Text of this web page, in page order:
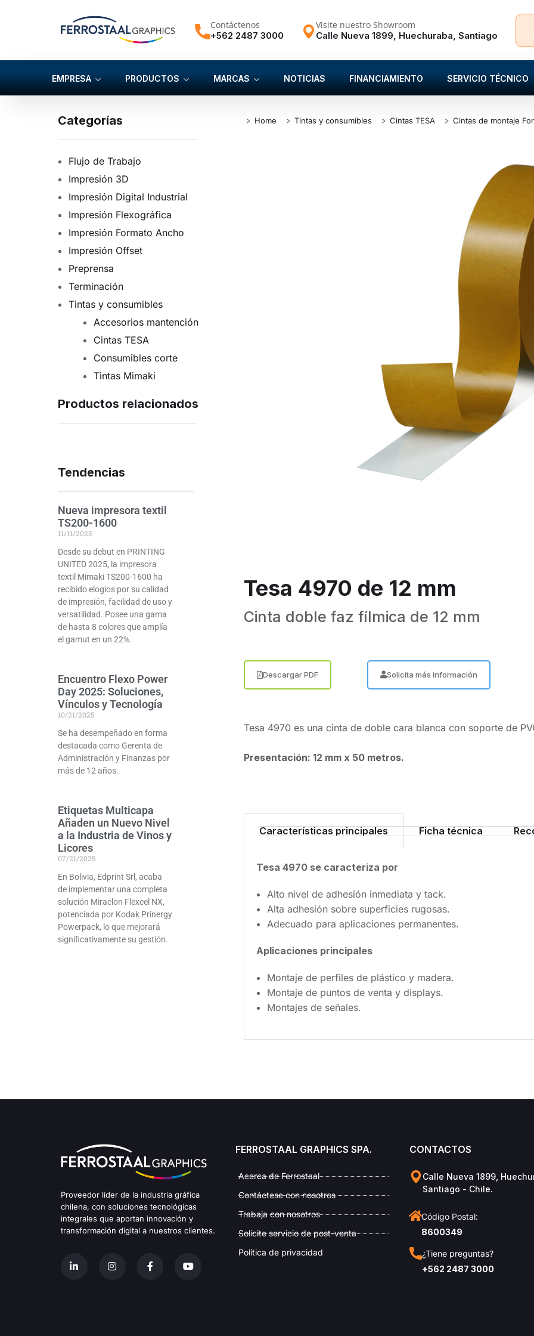
Contáctenos
+562 2487 3000
Visite nuestro Showroom
Calle Nueva 1899, Huechuraba, Santiago
EMPRESA PRODUCTOS MARCAS NOTICIAS FINANCIAMIENTO SERVICIO TÉCNICO
Categorías
Flujo de Trabajo
Impresión 3D
Impresión Digital Industrial
Impresión Flexográfica
Impresión Formato Ancho
Impresión Offset
Preprensa
Terminación
Tintas y consumibles
Accesorios mantención
Cintas TESA
Consumibles corte
Tintas Mimaki
Productos relacionados
Tendencias
Nueva impresora textil
TS200-1600
11/11/2025
Desde su debut en PRINTING
UNITED 2025, la impresora
textil Mimaki TS200-1600 ha
recibido elogios por su calidad
de impresión, facilidad de uso y
versatilidad. Posee una gama
de hasta 8 colores que amplía
el gamut en un 22%.
Encuentro Flexo Power
Day 2025: Soluciones,
Vínculos y Tecnología
10/21/2025
Se ha desempeñado en forma
destacada como Gerenta de
Administración y Finanzas por
más de 12 años.
Etiquetas Multicapa
Añaden un Nuevo Nivel
a la Industria de Vinos y
Licores
07/21/2025
En Bolivia, Edprint Srl, acaba
de implementar una completa
solución Miraclon Flexcel NX,
potenciada por Kodak Prinergy
Powerpack, lo que mejorará
significativamente su gestión.
Home Tintas y consumibles Cintas TESA Cintas de montaje
Tesa 4970 de 12 mm
Cinta doble faz fílmica de 12 mm
Descargar PDF Solicita más información
Tesa 4970 es una cinta de doble cara blanca con soporte de
Presentación: 12 mm x 50 metros.
Características principales Ficha técnica
Tesa 4970 se caracteriza por
Alto nivel de adhesión inmediata y tack.
Alta adhesión sobre superficies rugosas.
Adecuado para aplicaciones permanentes.
Aplicaciones principales
Montaje de perfiles de plástico y madera.
Montaje de puntos de venta y displays.
Montajes de señales.
Proveedor líder de la industria gráfica
chilena, con soluciones tecnológicas
integrales que aportan innovación y
transformación digital a nuestros clientes.
FERROSTAAL GRAPHICS SPA.
Acerca de Ferrostaal
Contáctese con nosotros
Trabaja con nosotros
Solicite servicio de post-venta
Política de privacidad
CONTACTOS
Calle Nueva 1899,
Santiago - Chile.
Código Postal:
8600349
¿Tiene preguntas?
+562 2487 3000